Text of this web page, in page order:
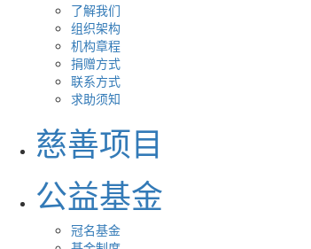
了解我们
组织架构
机构章程
捐赠方式
联系方式
求助须知
慈善项目
公益基金
冠名基金